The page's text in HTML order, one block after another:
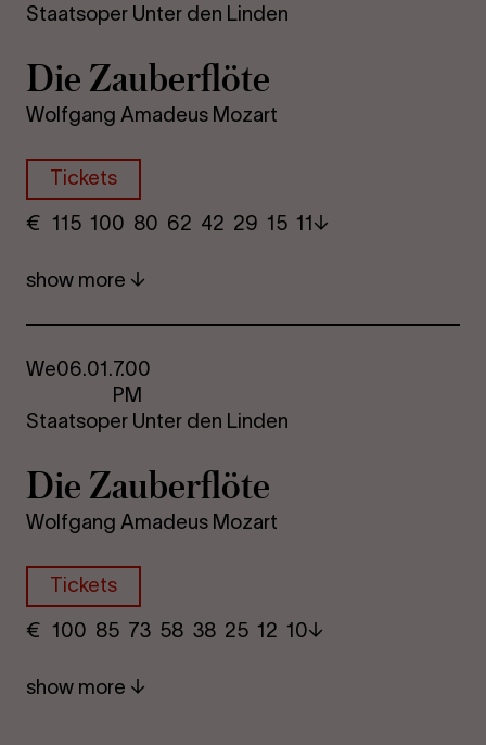
Staatsoper Unter den Linden
Die Za­uber­flöte
Wolfgang Amadeus Mozart
Tickets
€ ​ 115 100 80​ 62 42 29​ 15 11
show more
We06.01.7.00
PM
Staatsoper Unter den Linden
Die Za­uber­flöte
Wolfgang Amadeus Mozart
Tickets
€ ​ 100 85 73​ 58 38 25​ 12 10
show more